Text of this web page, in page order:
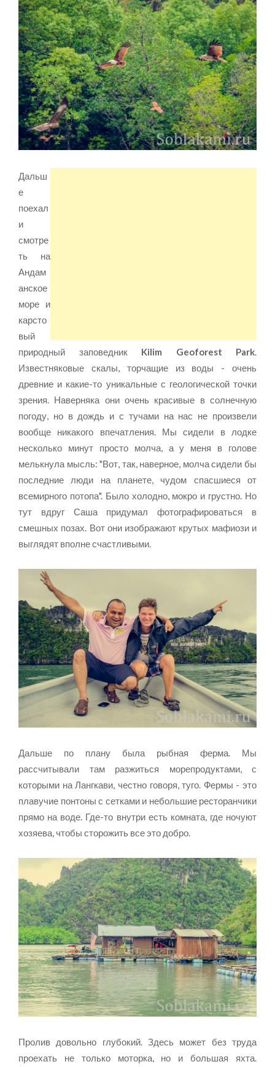
Дальш
е
поехал
и
смотре
ть на
Андам
анское
море и
карсто
вый
природный заповедник Kilim Geoforest Park
Известняковые скалы, торчащие из воды - очень
древние и какие-то уникальные с геологической точки
зрения. Наверняка они очень красивые в солнечную
погоду, но в дождь и с тучами на нас не произвели
вообще никакого впечатления. Мы сидели в лодке
несколько минут просто молча, а у меня в голове
мелькнула мысль: "Вот, так, наверное, молча сидели бы
последние люди на планете, чудом спасшиеся от
всемирного потопа". Было холодно, мокро и грустно. Но
тут вдруг Саша придумал фотографироваться в
смешных позах. Вот они изображают крутых мафиози и
выглядят вполне счастливыми.
Дальше по плану была рыбная ферма. Мы
рассчитывали там разжиться морепродуктами, с
которыми на Лангкави, честно говоря, туго. Фермы - это
плавучие понтоны с сетками и небольшие ресторанчики
прямо на воде. Где-то внутри есть комната, где ночуют
хозяева, чтобы сторожить все это добро.
Пролив довольно глубокий. Здесь может без труда
проехать не только моторка, но и большая яхта.